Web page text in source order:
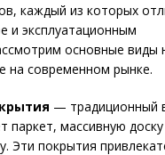
каждый из которых
и эксплуатационным
основные виды
на современном рынке.
— традиционный
паркет, массивную доску
Эти покрытия